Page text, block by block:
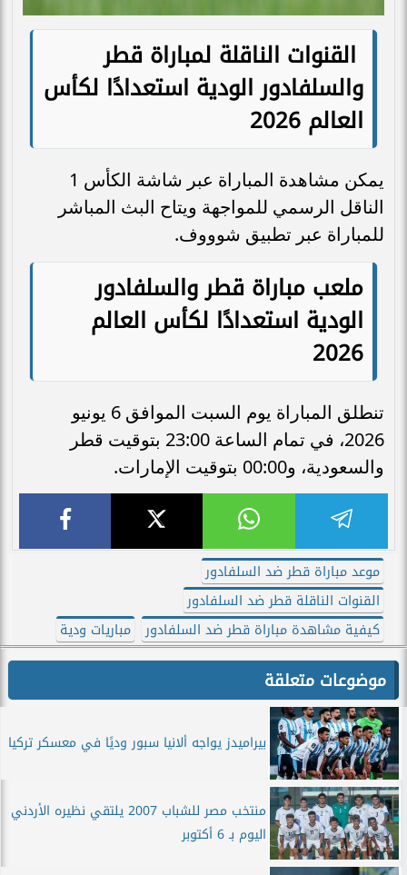
القنوات الناقلة لمباراة قطر
والسلفادور الودية استعدادًا لكأس
العالم 2026
يمكن مشاهدة المباراة عبر شاشة الكأس 1
الناقل الرسمي للمواجهة ويتاح البث المباشر
للمباراة عبر تطبيق شوووف.
ملعب مباراة قطر والسلفادور
الودية استعدادًا لكأس العالم
2026
تنطلق المباراة يوم السبت الموافق 6 يونيو
2026، في تمام الساعة 23:00 بتوقيت قطر
والسعودية، و00:00 بتوقيت الإمارات.
موعد مباراة قطر ضد السلفادور
القنوات الناقلة قطر ضد السلفادور
كيفية مشاهدة مباراة قطر ضد السلفادور
مباريات ودية
موضوعات متعلقة
بيراميدز يواجه ألانيا سبور وديًا في معسكر تركيا
منتخب مصر للشباب 2007 يلتقي نظيره الأردني
اليوم بـ 6 أكتوبر